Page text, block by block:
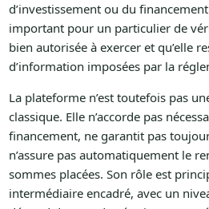
d’investissement ou du
important pour un particulier de
bien autorisée à exercer et qu’elle
d’information imposées par la
La plateforme n’est toutefois pas
classique. Elle n’accorde pas
financement, ne garantit pas
n’assure pas automatiquement le
sommes placées. Son rôle est
intermédiaire encadré, avec un